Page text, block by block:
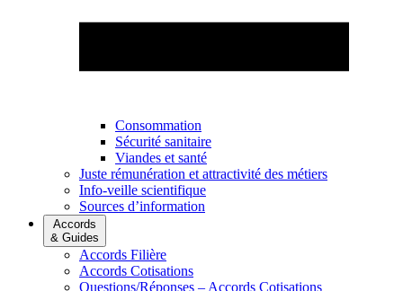
Consommation
Sécurité sanitaire
Viandes et santé
Juste rémunération et attractivité des métiers
Info-veille scientifique
Sources d’information
Accords
& Guides
Accords Filière
Accords Cotisations
Questions/Réponses – Accords Cotisations